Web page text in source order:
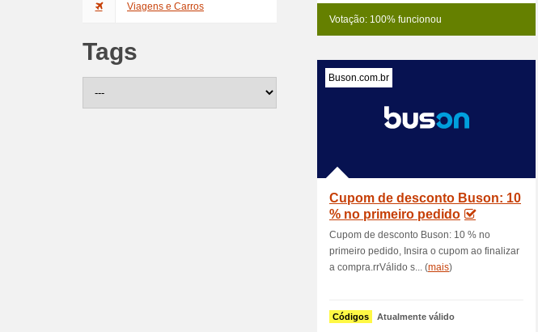
Viagens e Carros
Tags
Votação: 100% funcionou
Buson.com.br
Cupom de desconto Buson: 10
% no primeiro pedido
Cupom de desconto Buson: 10 % no
primeiro pedido, Insira o cupom ao finalizar
a compra.rrVálido s... (mais)
Códigos Atualmente válido